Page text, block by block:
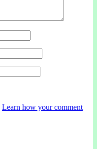
Learn how your comment